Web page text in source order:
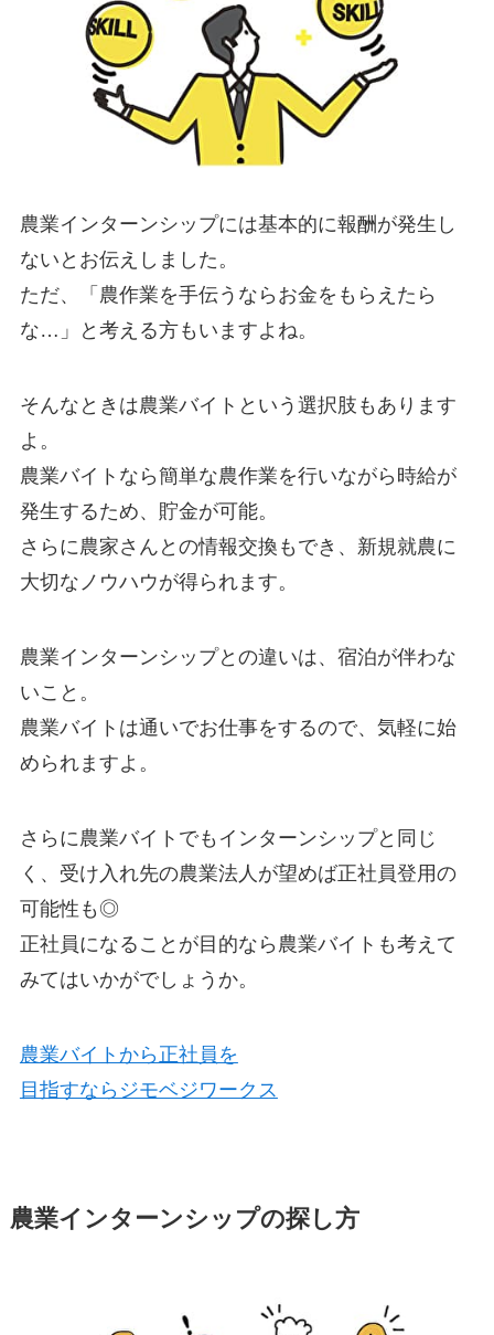
農業インターンシップには基本的に報酬が発生し
ない とお伝えしました。
ただ、「農作業を手伝うならお金をもらえたら
な…」と考える方もいますよね。
そんなときは農業バイトという選択肢 もあります
よ。
農業バイトなら簡単な農作業を行いながら時給が
発生するため、貯金が可能。
さらに農家さんとの情報交換もでき、 新規就農に
大切なノウハウが得られます。
農業インターンシップとの違いは、 宿泊が伴わな
いこと。
農業バイトは通いでお仕事をするので、気軽に始
められますよ。
さらに農業バイトでもインターンシップと同じ
く、 受け入れ先の農業法人が望めば正社員登用の
可能性も◎
正社員になることが目的なら農業バイトも考えて
みてはいかがでしょうか。
農業バイトから正社員を
目指すならジモベジワークス
農業インターンシップの探し方